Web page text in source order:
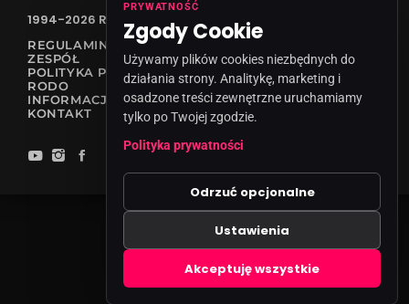
1994-2026 RADIO VANESSA SPÓŁKA Z O.O
REGULAMIN KONKURSÓW
ZESPÓŁ
POLITYKA PRYWATNOŚCI
RODO
INFORMACJA O NADAWCY
KONTAKT
PRYWATNOŚĆ
Zgody Cookie
Używamy plików cookies niezbędnych do
działania strony. Analitykę, marketing i
osadzone treści zewnętrzne uruchamiamy
tylko po Twojej zgodzie.
Polityka prywatności
Odrzuć opcjonalne
Ustawienia
Akceptuję wszystkie
Zgody cookies